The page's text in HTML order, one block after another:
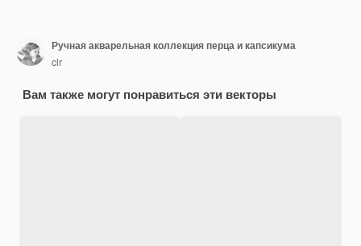
Ручная акварельная коллекция перца и капсикума
clr
Вам также могут понравиться эти векторы